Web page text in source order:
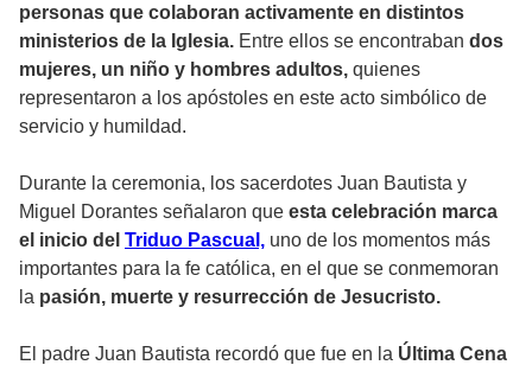
personas que colaboran activamente en distintos
ministerios de la Iglesia. Entre ellos se encontraban dos
mujeres, un niño y hombres adultos, quienes
representaron a los apóstoles en este acto simbólico de
servicio y humildad.
Durante la ceremonia, los sacerdotes Juan Bautista y
Miguel Dorantes señalaron que esta celebración marca
el inicio del Triduo Pascual, uno de los momentos más
importantes para la fe católica, en el que se conmemoran
la pasión, muerte y resurrección de Jesucristo.
El padre Juan Bautista recordó que fue en la Última Cena